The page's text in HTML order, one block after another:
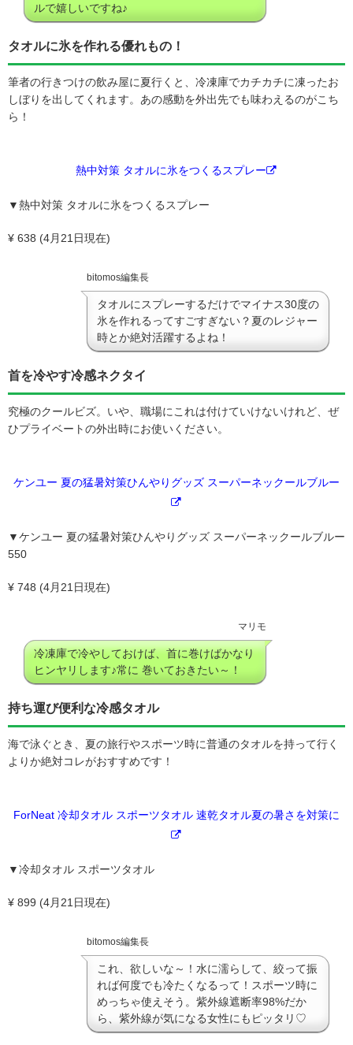
ルで嬉しいですね♪
タオルに氷を作れる優れもの！
筆者の行きつけの飲み屋に夏行くと、冷凍庫でカチカチに凍ったお
しぼりを出してくれます。あの感動を外出先でも味わえるのがこち
ら！
熱中対策 タオルに氷をつくるスプレー
▼熱中対策 タオルに氷をつくるスプレー
¥ 638 (4月21日現在)
bitomos編集長
タオルにスプレーするだけでマイナス30度の
氷を作れるってすごすぎない？夏のレジャー
時とか絶対活躍するよね！
首を冷やす冷感ネクタイ
究極のクールビズ。いや、職場にこれは付けていけないけれど、ぜ
ひプライベートの外出時にお使いください。
ケンユー 夏の猛暑対策ひんやりグッズ スーパーネックールブルー
▼ケンユー 夏の猛暑対策ひんやりグッズ スーパーネックールブルー
550
¥ 748 (4月21日現在)
マリモ
冷凍庫で冷やしておけば、首に巻けばかなり
ヒンヤリします♪常に 巻いておきたい～！
持ち運び便利な冷感タオル
海で泳ぐとき、夏の旅行やスポーツ時に普通のタオルを持って行く
よりか絶対コレがおすすめです！
ForNeat 冷却タオル スポーツタオル 速乾タオル夏の暑さを対策に
▼冷却タオル スポーツタオル
¥ 899 (4月21日現在)
bitomos編集長
これ、欲しいな～！水に濡らして、絞って振
れば何度でも冷たくなるって！スポーツ時に
めっちゃ使えそう。紫外線遮断率98%だか
ら、紫外線が気になる女性にもピッタリ♡